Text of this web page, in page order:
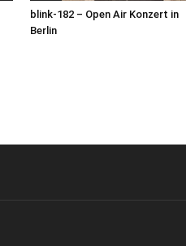
blink-182 – Open Air Konzert in
Berlin